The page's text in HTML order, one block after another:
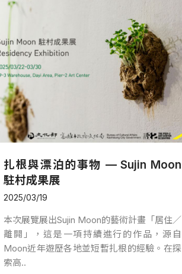
扎根與漂泊的事物 — Sujin Moon
駐村成果展
2025/03/19
本次展覽展出Sujin Moon的藝術計畫「居住∕
離開」，這是一項持續進行的作品，源自
Moon近年遊歷各地並短暫扎根的經驗。在探
索高..